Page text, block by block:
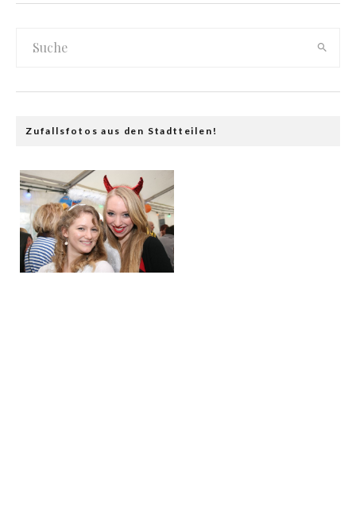
Zufallsfotos aus den Stadtteilen!